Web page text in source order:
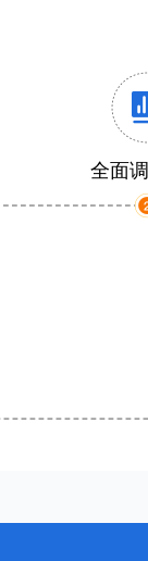
全面